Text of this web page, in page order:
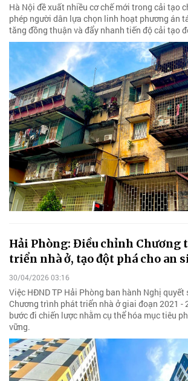
Hà Nội đề xuất nhiều cơ chế mới trong cải tạo
phép người dân lựa chọn linh hoạt phương án
tăng đồng thuận và đẩy nhanh tiến độ cải tạo
Hải Phòng: Điều chỉnh
triển nhà ở, tạo đột phá cho an
30/04/2026 03:16
Việc HĐND TP Hải Phòng ban hành Nghị quyết
Chương trình phát triển nhà ở giai đoạn 2021 -
bước đi chiến lược nhằm cụ thể hóa mục tiêu
vững.